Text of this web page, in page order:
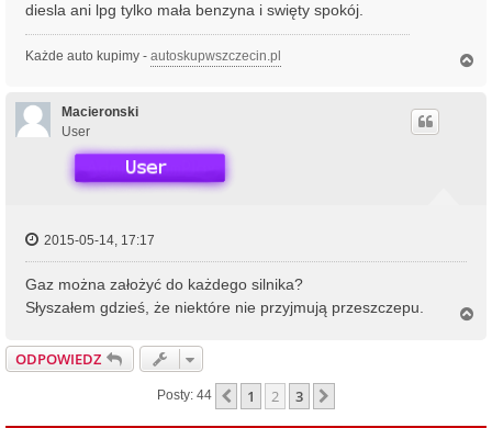
diesla ani lpg tylko mała benzyna i swięty spokój.
Każde auto kupimy - autoskupwszczecin.pl
Macieronski
User
2015-05-14, 17:17
Gaz można założyć do każdego silnika?
Słyszałem gdzieś, że niektóre nie przyjmują przeszczepu.
ODPOWIEDZ
Posty: 44 Poprzednia
1 2 3